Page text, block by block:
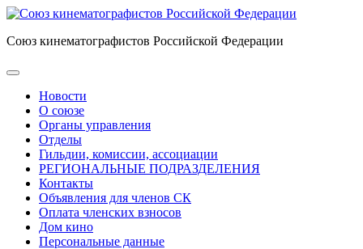
Союз кинематографистов Российской Федерации
Новости
О союзе
Органы управления
Отделы
Гильдии, комиссии, ассоциации
РЕГИОНАЛЬНЫЕ ПОДРАЗДЕЛЕНИЯ
Контакты
Объявления для членов СК
Оплата членских взносов
Дом кино
Персональные данные